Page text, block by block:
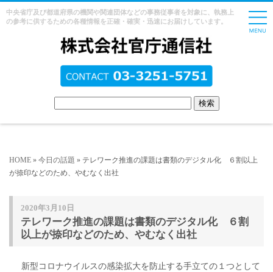
中央省庁及び都道府県の機関や関連団体などの事務従事者を対象に、執務上
の参考に供するための各種情報を正確・確実・迅速にお届けしています。
HOME » 今日の話題 » テレワーク推進の課題は書類のデジタル化 ６割以上
が捺印などのため、やむなく出社
2020年3月10日
テレワーク推進の課題は書類のデジタル化 ６割
以上が捺印などのため、やむなく出社
新型コロナウイルスの感染拡大を防止する手立ての１つとして